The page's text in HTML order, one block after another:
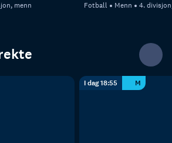
menn Fotball Menn 4.
I dag 18:55 M